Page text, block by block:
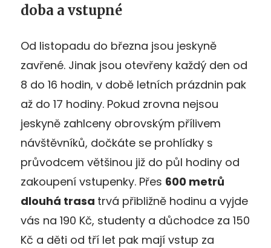
doba a vstupné
Od listopadu do března jsou jeskyně
zavřené. Jinak jsou otevřeny každý den od
8 do 16 hodin, v době letních prázdnin pak
až do 17 hodiny. Pokud zrovna nejsou
jeskyně zahlceny obrovským přílivem
návštěvníků, dočkáte se prohlídky s
průvodcem většinou již do půl hodiny od
zakoupení vstupenky. Přes 600 metrů
dlouhá trasa trvá přibližně hodinu a vyjde
vás na 190 Kč, studenty a důchodce za 150
Kč a děti od tří let pak mají vstup za